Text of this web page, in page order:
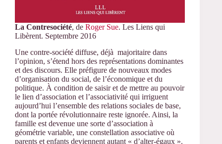
La Contresociété, de Roger Sue. Les Liens qui
Libèrent. Septembre 2016
Une contre-société diffuse, déjà majoritaire dans
l’opinion, s’étend hors des représentations dominantes
et des discours. Elle préfigure de nouveaux modes
d’organisation du social, de l’économique et du
politique. À condition de saisir et de mettre au pouvoir
le lien d’association et l’associativité qui irriguent
aujourd’hui l’ensemble des relations sociales de base,
dont la portée révolutionnaire reste ignorée. Ainsi, la
famille est devenue une sorte d’association à
géométrie variable, une constellation associative où
parents et enfants deviennent autant « d’alter-égaux ».